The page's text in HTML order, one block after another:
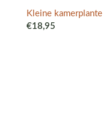
Kleine
€18,95